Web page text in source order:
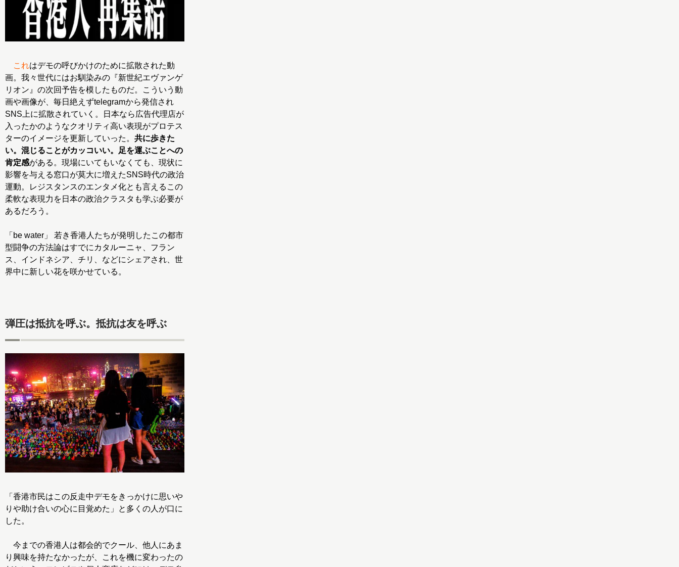
これはデモの呼びかけのために拡散された動
画。我々世代にはお馴染みの『新世紀エヴァンゲ
リオン』の次回予告を模したものだ。こういう動
画や画像が、毎日絶えずtelegramから発信され
SNS上に拡散されていく。日本なら広告代理店が
入ったかのようなクオリティ高い表現がプロテス
ターのイメージを更新していった。 共に歩きた
い。混じることがカッコいい。足を運ぶことへの
肯定感がある。現場にいてもいなくても、現状に
影響を与える窓口が莫大に増えたSNS時代の政治
運動。レジスタンスのエンタメ化とも言えるこの
柔軟な表現力を日本の政治クラスタも学ぶ必要が
あるだろう。
「be water」 若き香港人たちが発明したこの都市
型闘争の方法論はすでにカタルーニャ、フラン
ス、インドネシア、チリ、などにシェアされ、世
界中に新しい花を咲かせている。
弾圧は抵抗を呼ぶ。抵抗は友を呼ぶ
「香港市民はこの反走中デモをきっかけに思いや
りや助け合いの心に目覚めた」と多くの人が口に
した。
今までの香港人は都会的でクール、他人にあま
り興味を持たなかったが、これを機に変わったの